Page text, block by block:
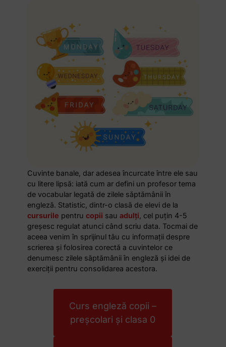
Cuvinte banale, dar adesea încurcate între ele sau
cu litere lipsă: iată cum ar defini un profesor tema
de vocabular legată de zilele săptămânii în
engleză. Statistic, dintr-o clasă de elevi de la
cursurile pentrucopii sauadulți, cel puțin 4-5
greșesc regulat atunci când scriu data. Tocmai de
aceea venim în sprijinul tău cu informații despre
scrierea și folosirea corectă a cuvintelor ce
denumesc zilele săptămânii în engleză și idei de
exerciții pentru consolidarea acestora.
Curs engleză copii –
preșcolari și clasa 0